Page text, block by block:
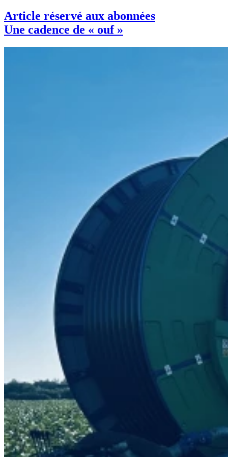
Article réservé aux abonnées
Une cadence de « ouf »